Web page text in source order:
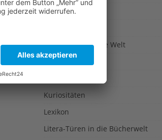
Japan
Kulinarisch um die Welt
Kultur
Kuriositäten
Lexikon
Litera-Türen in die Bücherwelt